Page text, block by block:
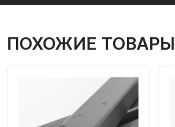
ПОХОЖИЕ ТОВАРЫ